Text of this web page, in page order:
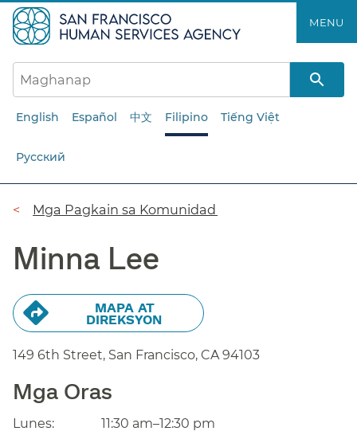
ang
pangunahing
nilalaman​​
MENU​​
English Español 中文 Filipino Tiếng Việt
Русский
Breadcrumb​​
Mga Pagkain sa Komunidad​​
Minna Lee​​
MAPA AT
DIREKSYON​​
149 6th Street, San Francisco, CA 94103
Mga Oras​​
Lunes:​​
11:30 am–12:30 pm​​